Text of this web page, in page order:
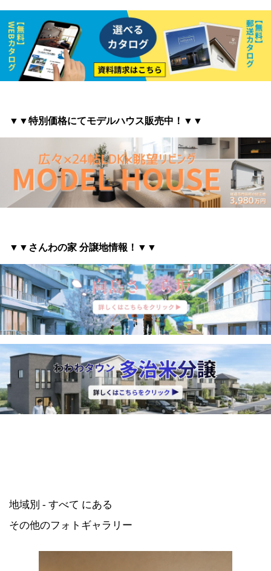
▼▼特別価格にてモデルハウス販売中！▼▼
▼▼さんわの家 分譲地情報 ！▼▼
地域別 - すべて にある
その他のフォトギャラリー